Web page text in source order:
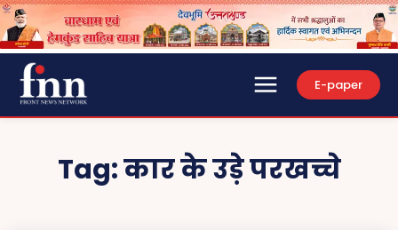
E-paper
Tag:कार के उड़े परखच्चे